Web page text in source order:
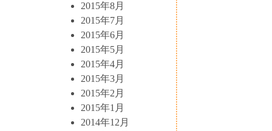
2015年8月
2015年7月
2015年6月
2015年5月
2015年4月
2015年3月
2015年2月
2015年1月
2014年12月